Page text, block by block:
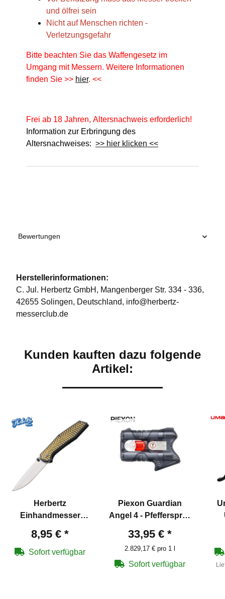
und ölfrei sein
Nicht auf Menschen richten -
Verletzungsgefahr
Bitte beachten Sie das Waffengesetz im
Umgang mit Messern. Weitere Informationen
finden Sie >> hier. <<
Frei ab 18 Jahren, Altersnachweis erforderlich!
Information zur Erbringung des
Altersnachweises: >> hier klicken <<
Bewertungen
Herstellerinformationen:
C. Jul. Herbertz GmbH, Mangenberger Str. 334 - 336,
42655 Solingen, Deutschland, info@herbertz-
messerclub.de
Kunden kauften dazu folgende
Artikel:
Herbertz
Einhandmesser
8,95 € *
Sofort verfügbar
Piexon Guardian
Angel 4 - Pfefferspray
33,95 € *
2.829,17 € pro 1 l
Sofort verfügbar